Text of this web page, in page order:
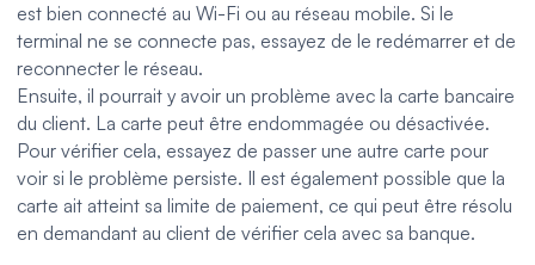
est bien connecté au Wi-Fi ou au réseau mobile. Si le
terminal ne se connecte pas, essayez de le redémarrer et de
reconnecter le réseau.
Ensuite, il pourrait y avoir un problème avec la carte bancaire
du client. La carte peut être endommagée ou désactivée.
Pour vérifier cela, essayez de passer une autre carte pour
voir si le problème persiste. Il est également possible que la
carte ait atteint sa limite de paiement, ce qui peut être résolu
en demandant au client de vérifier cela avec sa banque.